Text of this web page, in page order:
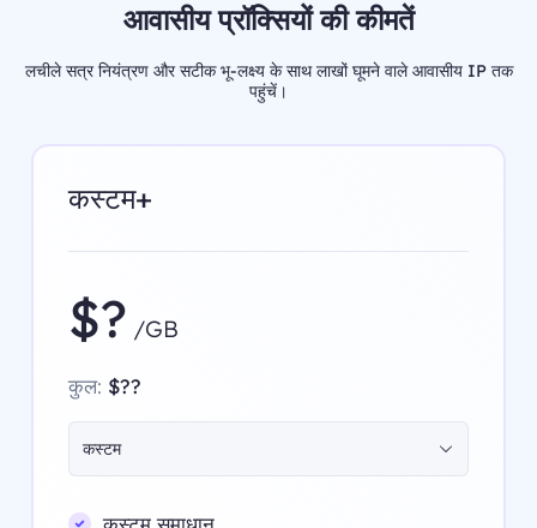
आवासीय प्रॉक्सियों की कीमतें
लचीले सत्र नियंत्रण और सटीक भू-लक्ष्य के साथ लाखों घूमने वाले आवासीय IP तक
पहुंचें।
कस्टम+
$? /GB
कुल: $??
कस्टम